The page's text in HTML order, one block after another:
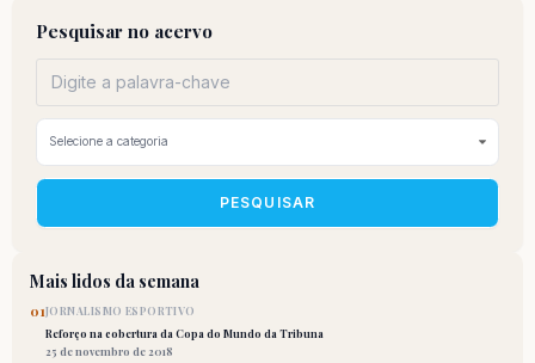
Pesquisar no acervo
PESQUISAR
Mais lidos da semana
01JORNALISMO ESPORTIVO
Reforço na cobertura da Copa do Mundo da Tribuna
25 de novembro de 2018